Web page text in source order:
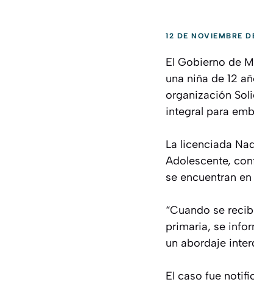
12 DE NOVIEMBRE
El Gobierno de
una niña de 12
organización
integral para
La licenciada
Adolescente,
se encuentran
“Cuando se
primaria, se
un abordaje
El caso fue